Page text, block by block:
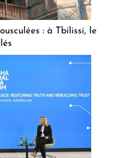
: à Tbilissi, le